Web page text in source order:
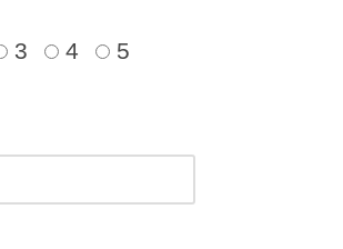
3 4 5